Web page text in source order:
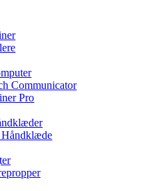
Communicator
Pro